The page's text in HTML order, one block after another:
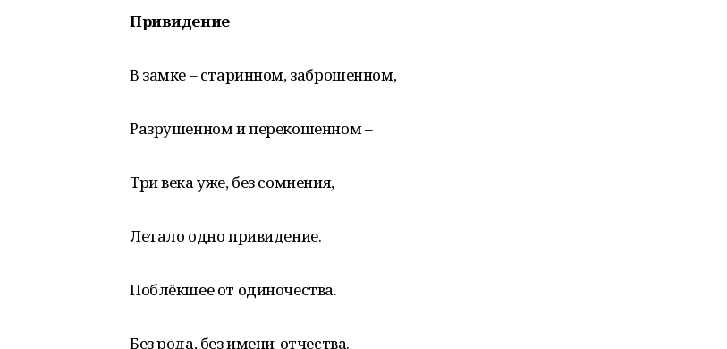
Привидение
В замке – старинном, заброшенном,
Разрушенном и перекошенном –
Три века уже, без сомнения,
Летало одно привидение.
Поблёкшее от одиночества.
Без рода, без имени-отчества.